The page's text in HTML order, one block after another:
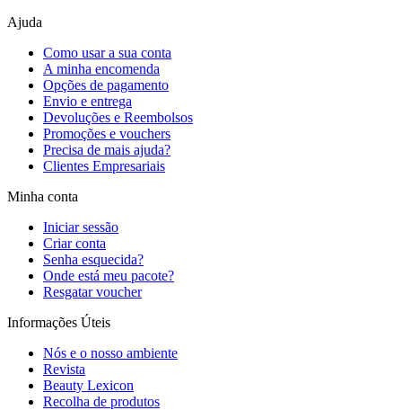
Ajuda
Como usar a sua conta
A minha encomenda
Opções de pagamento
Envio e entrega
Devoluções e Reembolsos
Promoções e vouchers
Precisa de mais ajuda?
Clientes Empresariais
Minha conta
Iniciar sessão
Criar conta
Senha esquecida?
Onde está meu pacote?
Resgatar voucher
Informações Úteis
Nós e o nosso ambiente
Revista
Beauty Lexicon
Recolha de produtos